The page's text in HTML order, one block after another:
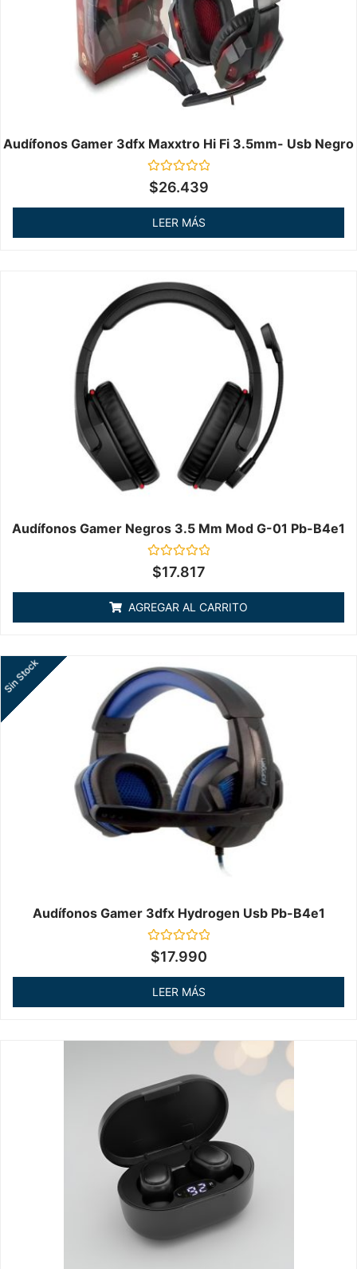
Audífonos Gamer 3dfx Maxxtro Hi Fi 3.5mm- Usb Negro
Valorado
en
de
$26.439
LEER MÁS
Audífonos Gamer Negros 3.5 Mm Mod G-01 Pb-B4e1
Valorado
en
de
5
$17.817
AGREGAR AL CARRITO
Audífonos Gamer 3dfx Hydrogen Usb Pb-B4e1
Valorado
en
de
Sin Stock
$17.990
LEER MÁS